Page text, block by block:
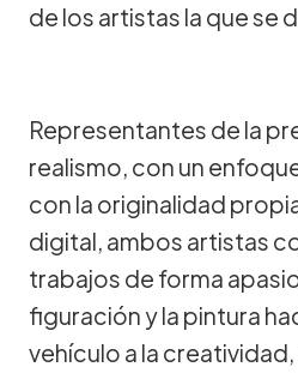
de los artistas la que se
Representantes de la
realismo, con un
con la originalidad
digital, ambos artistas
trabajos de forma
figuración y la pintura
vehículo a la